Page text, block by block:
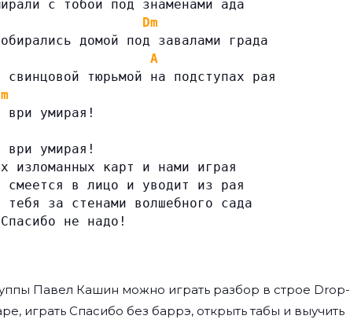
с тобой под знаменами ада
Dm
домой под завалами града
A
свинцовой тюрьмой на подступах рая
умирая!
умирая!
изломанных карт и нами играя
смеется в лицо и уводит из рая
тебя за стенами волшебного сада
не надо!
Павел Кашин можно играть разбор в строе Drop-
играть Спасибо без баррэ, открыть табы и выучить